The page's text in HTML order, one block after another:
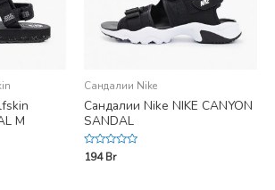
M
Сандалии Nike
Сандалии Nike NIKE CANYON
SANDAL
Rated
0194Br